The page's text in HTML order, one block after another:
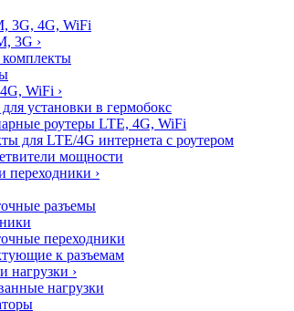
3G, 4G, WiFi
3G ›
WiFi ›
установки в гермобокс
роутеры LTE, 4G, WiFi
для LTE/4G интернета с роутером
мощности
переходники ›
разъемы
переходники
к разъемам
нагрузки ›
нагрузки